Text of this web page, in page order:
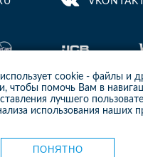
cookie - файлы и
чтобы помочь Вам в
лучшего
использования наших
ПОНЯТНО
ИНН: 7448122124, ОГРН:
НЕ ЯВЛЯЕТСЯ ПУБЛИЧНОЙ